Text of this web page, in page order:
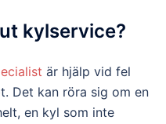
kylservice?
är hjälp vid fel
Det kan röra sig om en
en kyl som inte